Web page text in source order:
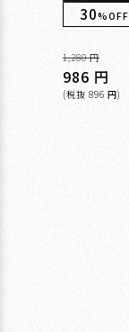
30%OFF
通
常
価
1,280 円
セ
ー
986 円
(税抜 896 円)